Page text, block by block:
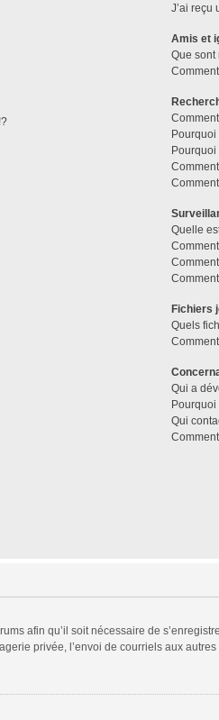
J’ai reçu
Amis et
Que sont
Pourquoi
Quelle
Fichiers
Quels
Qui a
Pourquoi
Qui
afin qu’il soit nécessaire de
privée, l’envoi de courriels aux